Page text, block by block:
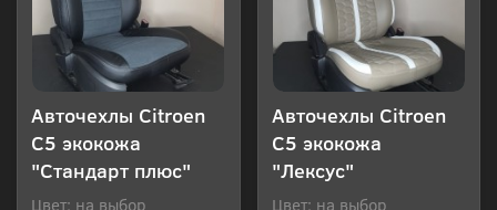
Авточехлы Citroen
C5 экокожа
"Стандарт плюс"
Цвет: на выбор
Авточехлы Citroen
C5 экокожа
"Лексус"
Цвет: на выбор